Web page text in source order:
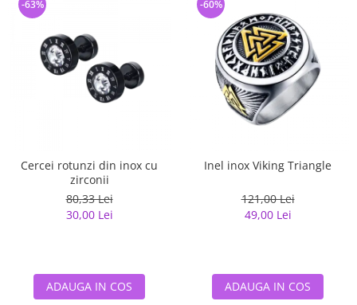
Cercei rotunzi din inox cu
zirconii
80,33 Lei
30,00 Lei
-63%
ADAUGA IN COS
Inel inox Viking Triangle
121,00 Lei
49,00 Lei
-60%
ADAUGA IN COS